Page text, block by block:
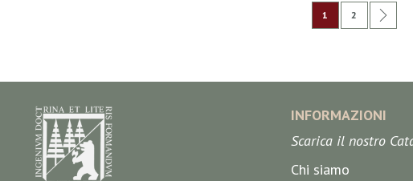
Pagina
Attualmente stai
1 Pagina
2
INFORMAZIONI
Scarica il nostro
Chi siamo